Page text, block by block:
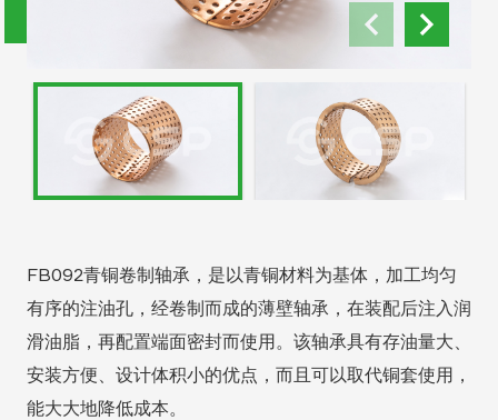
FB092青铜卷制轴承，是以青铜材料为基体，加工均匀
有序的注油孔，经卷制而成的薄壁轴承，在装配后注入润
滑油脂，再配置端面密封而使用。该轴承具有存油量大、
安装方便、设计体积小的优点，而且可以取代铜套使用，
能大大地降低成本。